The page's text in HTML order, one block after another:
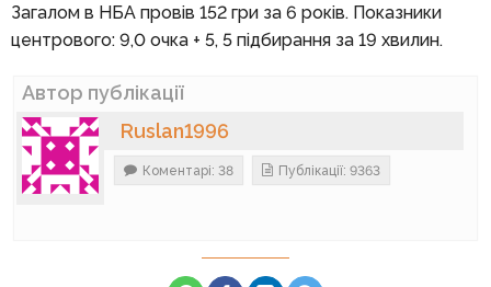
Загалом в НБА провів 152 гри за 6 років. Показники
центрового: 9,0 очка + 5, 5 підбирання за 19 хвилин.
Автор публікації
Ruslan1996
Коментарі: 38 Публікації: 9363